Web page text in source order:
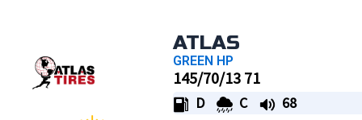
ATLAS
GREEN HP
145/70/13 71
D C 68